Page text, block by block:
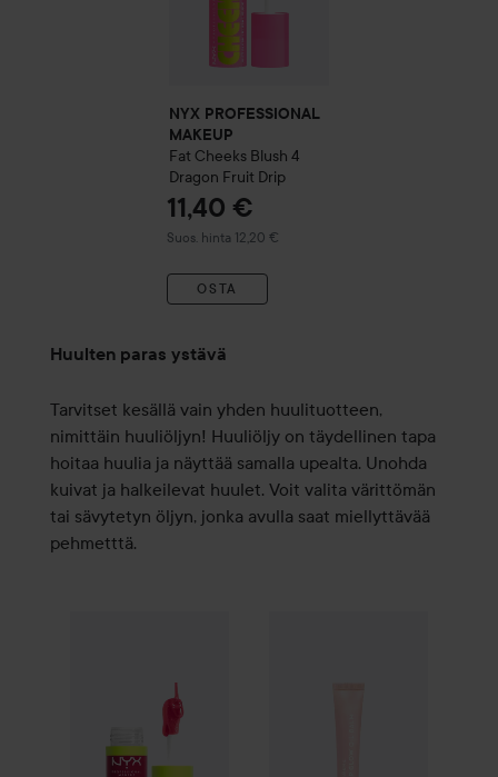
NYX PROFESSIONAL
MAKEUP
Fat Cheeks Blush 4
Dragon Fruit Drip
11,40 €
Suos. hinta 12,20 €
Suositeltu hinta 12,20 €
OSTA
Huulten paras ystävä
Tarvitset kesällä vain yhden huulituotteen,
nimittäin huuliöljyn! Huuliöljy on täydellinen tapa
hoitaa huulia ja näyttää samalla upealta. Unohda
kuivat ja halkeilevat huulet. Voit valita värittömän
tai sävytetyn öljyn, jonka avulla saat miellyttävää
pehmetttä.